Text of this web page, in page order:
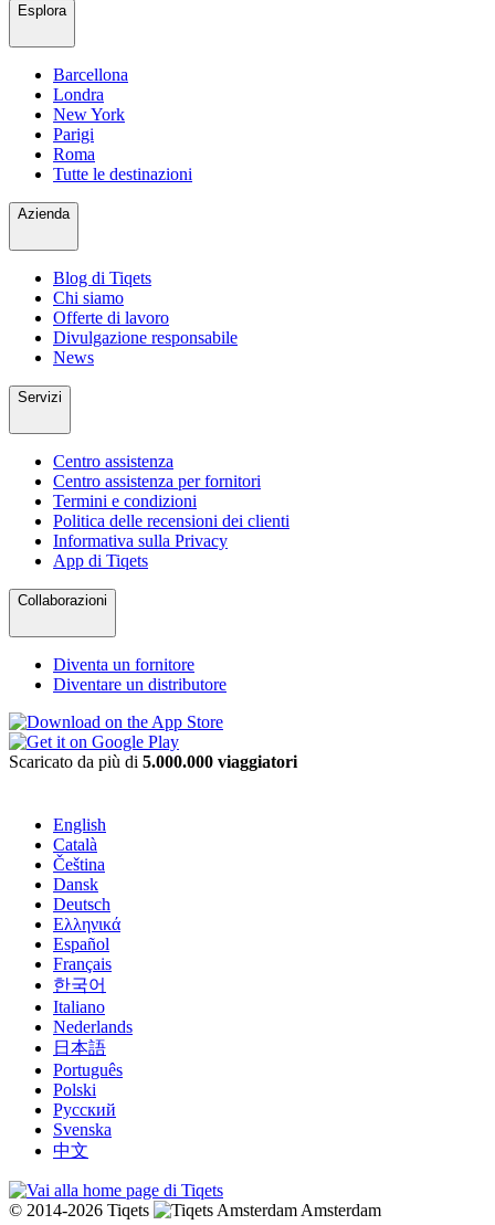
Esplora
Barcellona
Londra
New York
Parigi
Roma
Tutte le destinazioni
Azienda
Blog di Tiqets
Chi siamo
Offerte di lavoro
Divulgazione responsabile
News
Servizi
Centro assistenza
Centro assistenza per fornitori
Termini e condizioni
Politica delle recensioni dei clienti
Informativa sulla Privacy
App di Tiqets
Collaborazioni
Diventa un fornitore
Diventare un distributore
Scaricato da più di 5.000.000 viaggiatori
English
Català
Čeština
Dansk
Deutsch
Ελληνικά
Español
Français
한국어
Italiano
Nederlands
日本語
Português
Polski
Русский
Svenska
中文
© 2014-2026 Tiqets
Amsterdam